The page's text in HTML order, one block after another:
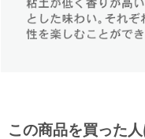
この商品を買った